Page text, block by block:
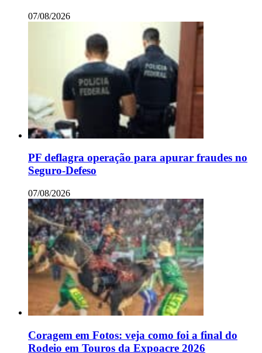
07/08/2026
PF deflagra operação para apurar fraudes no
Seguro-Defeso
07/08/2026
Coragem em Fotos: veja como foi a final do
Rodeio em Touros da Expoacre 2026